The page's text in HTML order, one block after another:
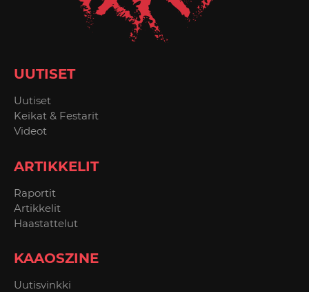
UUTISET
Uutiset
Keikat & Festarit
Videot
ARTIKKELIT
Raportit
Artikkelit
Haastattelut
KAAOSZINE
Uutisvinkki